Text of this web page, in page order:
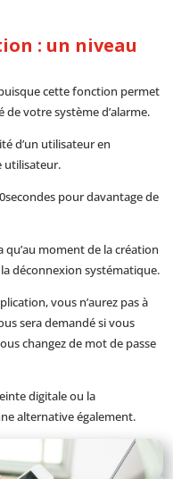
: un niveau
cette fonction permet
votre système d’alarme.
d’un utilisateur en
utilisateur.
pour davantage de
moment de la création
déconnexion systématique.
vous n’aurez pas à
sera demandé si vous
changez de mot de passe
digitale ou la
alternative également.